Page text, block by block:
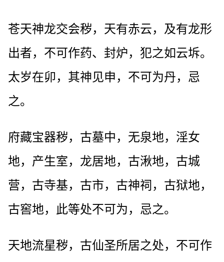
苍天神龙交会秽，天有赤云，及有龙形
出者，不可作药、封炉，犯之如云坼。
太岁在卯，其神见申，不可为丹，忌
之。
府藏宝器秽，古墓中，无泉地，淫女
地，产生室，龙居地，古湫地，古城
营，古寺基，古市，古神祠，古狱地，
古窖地，此等处不可为，忌之。
天地流星秽，古仙圣所居之处，不可作